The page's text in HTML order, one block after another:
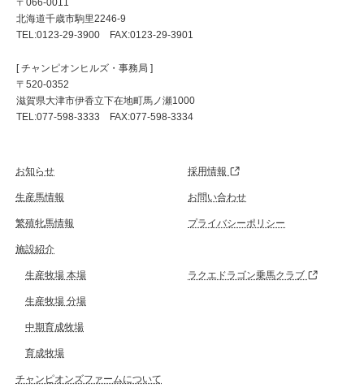
北海道千歳市駒里2246-9
TEL:0123-29-3900 FAX:0123-29-3901
[ チャンピオンヒルズ・事務局 ]
〒520-0352
滋賀県大津市伊香立下在地町馬ノ瀬1000
TEL:077-598-3333 FAX:077-598-3334
お知らせ
生産馬情報
繁殖牝馬情報
施設紹介
生産牧場 本場
生産牧場 分場
中期育成牧場
育成牧場
チャンピオンズファームについて
採用情報
お問い合わせ
プライバシーポリシー
ラクエドラゴン乗馬クラブ